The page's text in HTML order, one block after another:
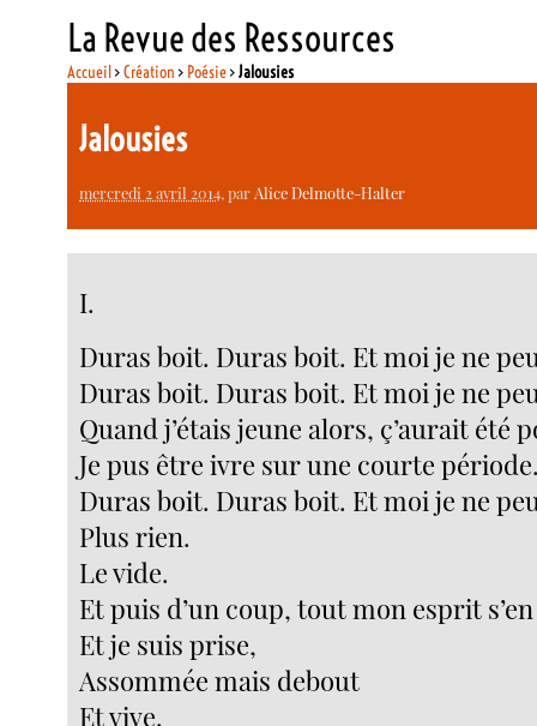
La Revue des Ressources
Accueil>Création > Poésie>Jalousies
Jalousies
mercredi 2 avril 2014, parAlice Delmotte-Halter
I.
Duras boit. Duras boit. Et moi je ne
Duras boit. Duras boit. Et moi je ne
Quand j’étais jeune alors, ç’aurait été
Je pus être ivre sur une courte
Duras boit. Duras boit. Et moi je ne
Plus rien.
Le vide.
Et puis d’un coup, tout mon esprit
Et je suis prise,
Assommée mais debout
Et vive.